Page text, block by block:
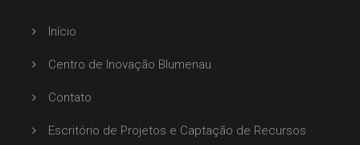
Início
Centro de Inovação Blumenau
Contato
Escritório de Projetos e Captação de Recursos